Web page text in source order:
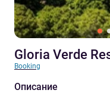
Gloria Verde
Booking
Описание